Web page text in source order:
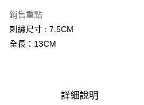
用戶於交易時，得透過本服務購買商品或
2.基於同意付款使用「大哥付你分期」之
資料（包含姓名、電話或地址）提供予台
購買商品的店家。未經商家同意取消之訂
後付繳納相關費用。
是否繳費成功／繳費後需取消欲退款等相
１．透過由恩沛科技股份有限公司提供之
易，需依本服務之必要範圍內提供個人資
每筆NT$100，滿NT$1,000(含以上)
銷售重點
刺繡尺寸 : 7.5CM
全長：13CM
詳細說明